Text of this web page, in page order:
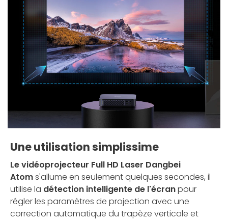
Une utilisation simplissime
Le vidéoprojecteur Full HD Laser Dangbei
Atoms'allume en seulement quelques secondes, il
utilise la détection intelligente de l'écranpour
régler les paramètres de projection avec une
correction automatique du trapèze verticale et